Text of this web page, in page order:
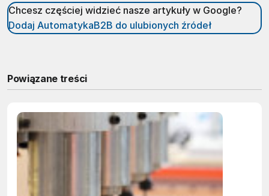
Chcesz częściej widzieć nasze artykuły w Google?
Dodaj AutomatykaB2B do ulubionych źródeł
Powiązane treści